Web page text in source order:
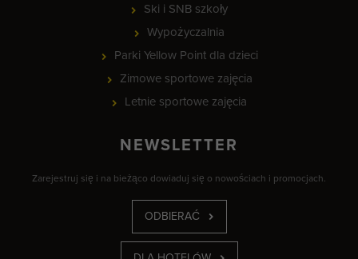
Ski i SNB szkoły
Wypożyczalnia
Parki Yellow Point dla dzieci
Zimowe sportowe zajęcia
Letnie sportowe zajęcia
NEWSLETTER
Zarejestruj się i na bieżąco dowiaduj się o nowościach i promocjach.
ODBIERAĆ